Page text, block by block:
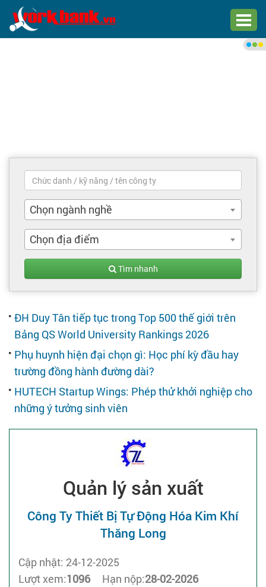
Trang chủ
Việc làm mới nhất
Tìm việc làm
Nhà tuyển dụng
Chọn ngành nghề
Chọn địa điểm
Tìm nhanh
ĐH Duy Tân tiếp tục trong Top 500 thế giới trên
Bảng QS World University Rankings 2026
Phụ huynh hiện đại chọn gì: Học phí kỳ đầu hay
trường đồng hành đường dài?
HUTECH Startup Wings: Phép thử khởi nghiệp cho
những ý tưởng sinh viên
Quản lý sản xuất
Công Ty Thiết Bị Tự Động Hóa Kim Khí
Thăng Long
Cập nhật: 24-12-2025
Lượt xem:1096 Hạn nộp:28-02-2026